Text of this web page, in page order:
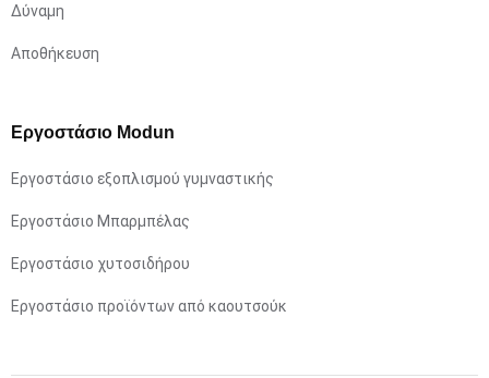
Δύναμη
Αποθήκευση
Εργοστάσιο Modun
Εργοστάσιο εξοπλισμού γυμναστικής
Εργοστάσιο Μπαρμπέλας
Εργοστάσιο χυτοσιδήρου
Εργοστάσιο προϊόντων από καουτσούκ